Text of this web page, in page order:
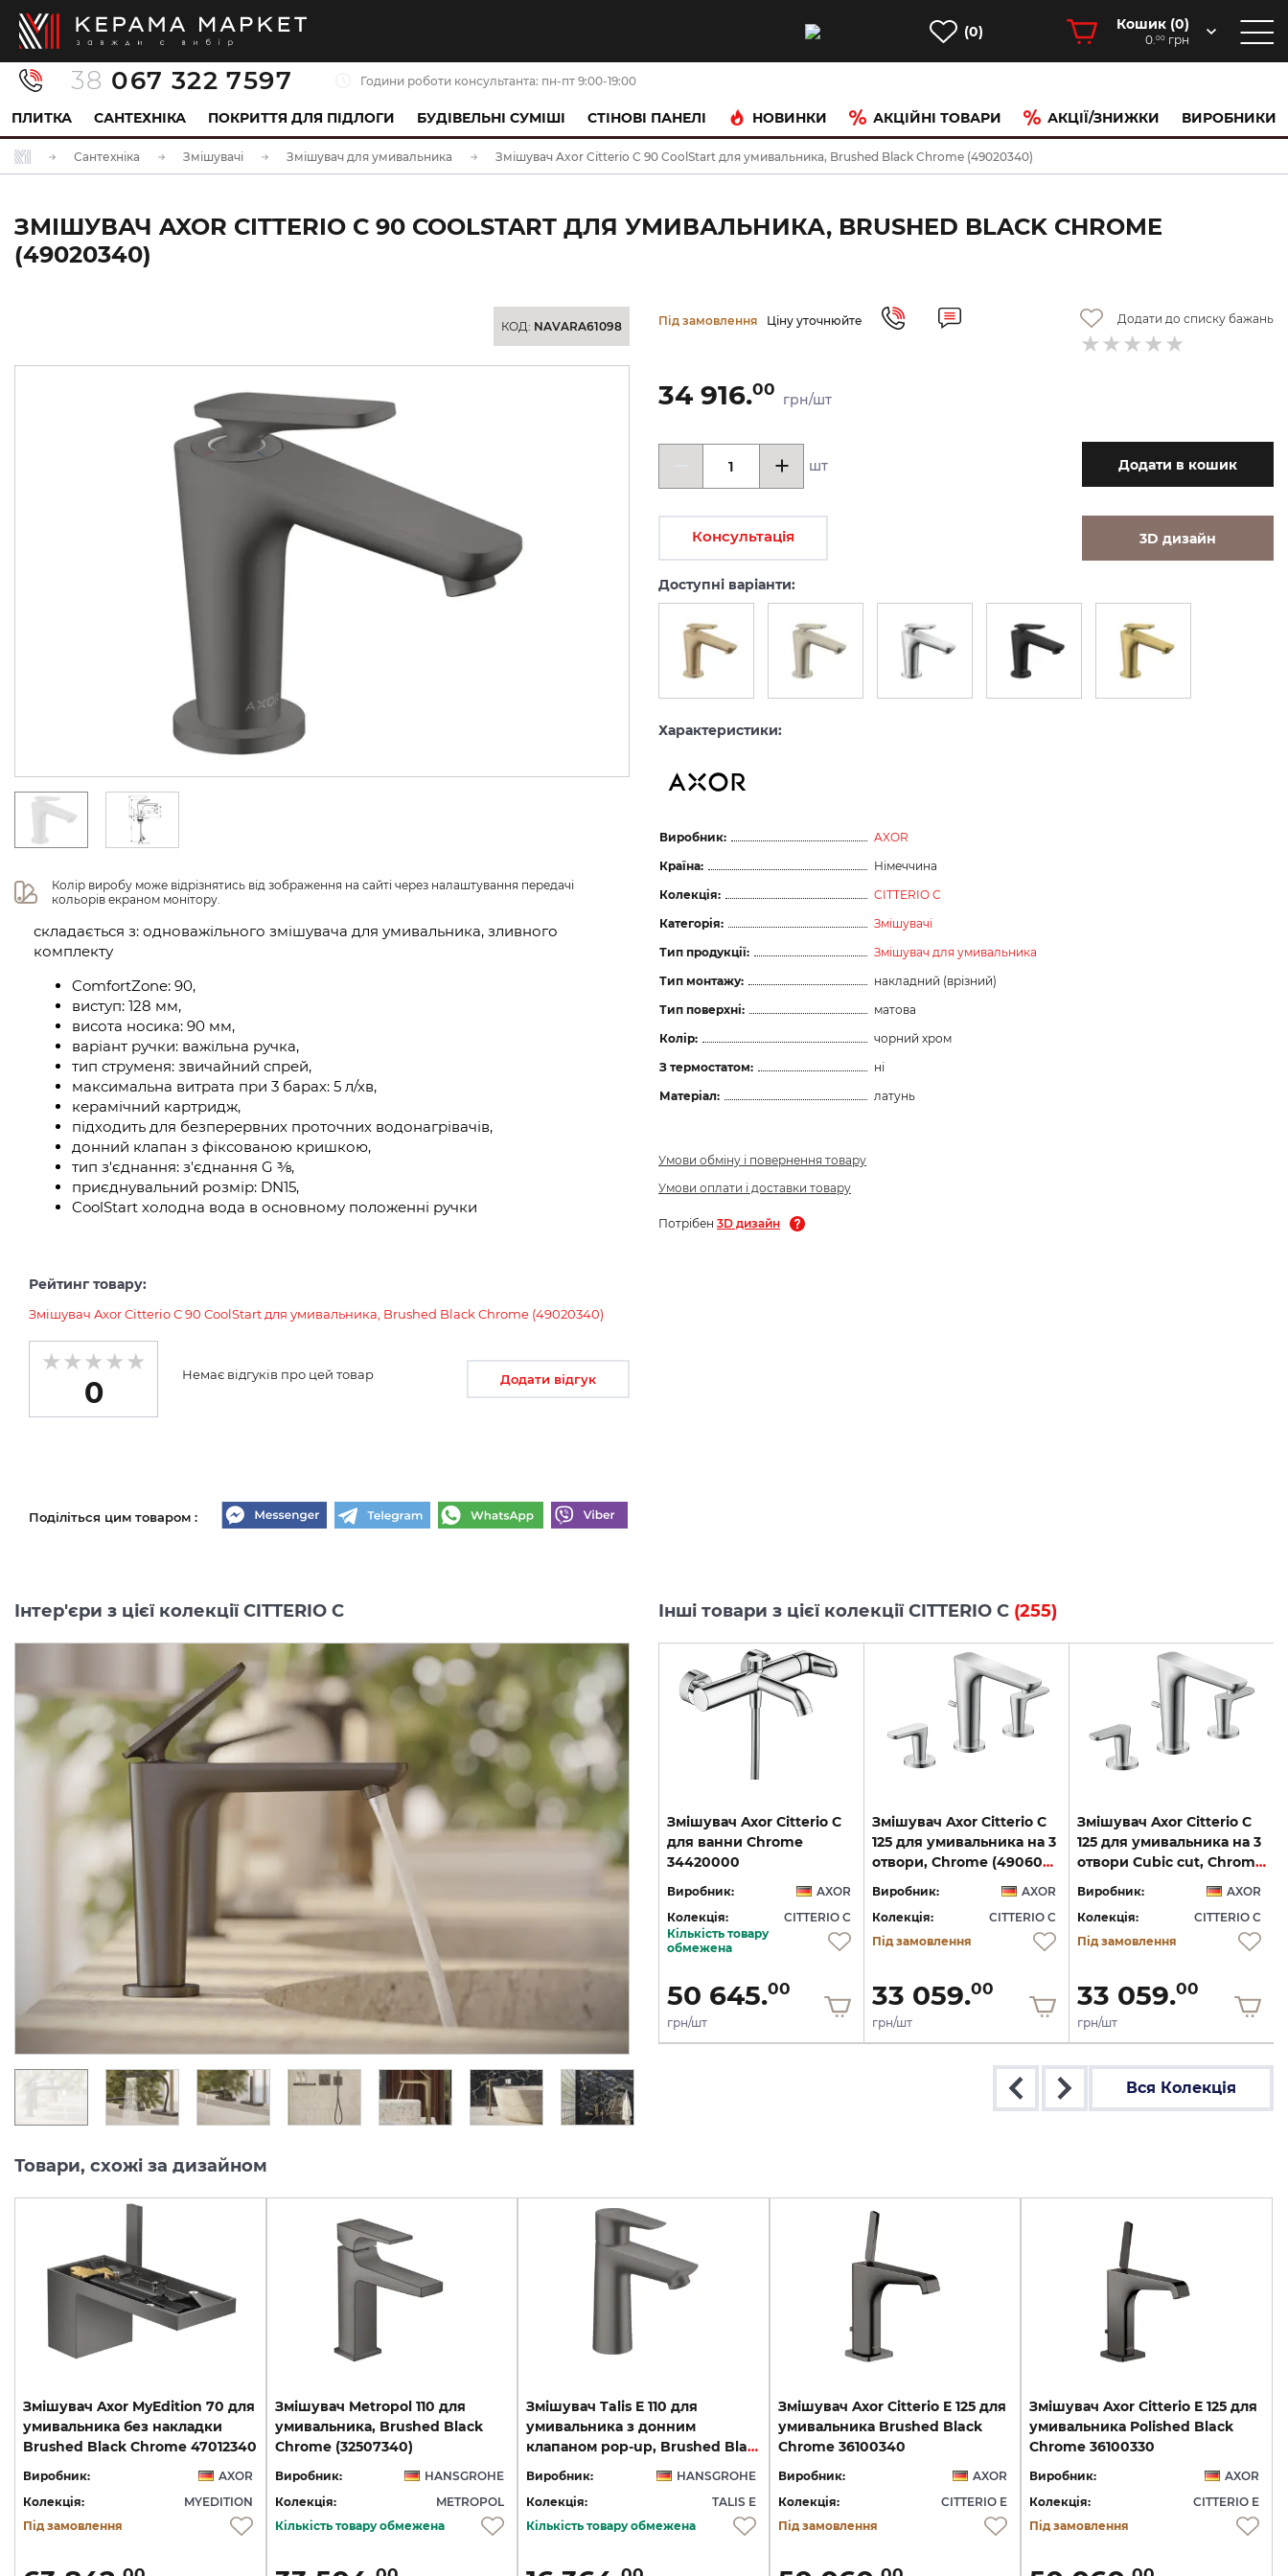
(0) Кошик (0)
0.00 грн
38 067 322 7597 Години роботи консультанта: пн-пт 9:00-19:00
ПЛИТКА САНТЕХНІКА ПОКРИТТЯ ДЛЯ ПІДЛОГИ БУДІВЕЛЬНІ СУМІШІ CТІНОВІ ПАНЕЛІ НОВИНКИ АКЦІЙНІ ТОВАРИ АКЦІЇ/ЗНИЖКИ ВИРОБНИКИ
Сантехніка Змішувачі Змішувач для умивальника Змішувач Axor Citterio C 90 CoolStart для умивальника, Brushed Black Chrome (49020340)
ЗМІШУВАЧ AXOR CITTERIO C 90 COOLSTART ДЛЯ УМИВАЛЬНИКА, BRUSHED BLACK CHROME
(49020340)
КОД: NAVARA61098
Колір виробу може відрізнятись від зображення на сайті через налаштування передачі
кольорів екраном монітору.
складається з: одноважільного змішувача для умивальника, зливного
комплекту
ComfortZone: 90,
виступ: 128 мм,
висота носика: 90 мм,
варіант ручки: важільна ручка,
тип струменя: звичайний спрей,
максимальна витрата при 3 барах: 5 л/хв,
керамічний картридж,
підходить для безперервних проточних водонагрівачів,
донний клапан з фіксованою кришкою,
тип з'єднання: з'єднання G ⅜,
приєднувальний розмір: DN15,
CoolStart холодна вода в основному положенні ручки
Під замовлення Ціну уточнюйте Додати до списку бажань
34 916.00
грн/шт
шт Додати в кошик
Консультація 3D дизайн
Доступні варіанти:
Характеристики:
Виробник:
AXOR
Країна:
Німеччина
Колекція:
CITTERIO C
Категорія:
Змішувачі
Тип продукції:
Змішувач для умивальника
Тип монтажу:
накладний (врізний)
Тип поверхні:
матова
Колір:
чорний хром
З термостатом:
ні
Матеріал:
латунь
Умови обміну і повернення товару
Умови оплати і доставки товару
Потрібен 3D дизайн
Рейтинг товару:
Змішувач Axor Citterio C 90 CoolStart для умивальника, Brushed Black Chrome (49020340)
0
Немає відгуків про цей товар Додати відгук
Поділіться цим товаром :
Інтер'єри з цієї колекції CITTERIO C Інші товари з цієї колекції CITTERIO C (255)
Змішувач Axor Citterio C
125 CoolStart для
AXOR
Колекція:
CITTERIO C
Під замовлення
24 289.00
Змішувач Axor Citterio C
125 CoolStart для
Виробник:
Колекція:
CITTERIO C
Під замовлення
34 007.
грн/шт
Змішувач Axor Citterio C
125 CoolStart для
Колекція:
36 436.
Змішувач Axor Citterio C
для ванни Chrome
34420000
Виробник:
AXOR
Колекція:
CITTERIO C
Кількість товару
обмежена
50 645.00
грн/шт
Змішувач Axor Citterio C
125 для умивальника на 3
отвори, Chrome (49060000)
Виробник:
AXOR
Колекція:
CITTERIO C
Під замовлення
33 059.00
грн/шт
Змішувач Axor Citterio C
125 для умивальника на 3
отвори Cubic cut, Chrome (49061000)
Виробник:
AXOR
Колекція:
CITTERIO C
Під замовлення
33 059.00
грн/шт
Вся Колекція
Товари, схожі за дизайном
Змішувач Axor MyEdition 70 для
умивальника без накладки
Brushed Black Chrome 47012340
Виробник:
AXOR
Колекція:
MYEDITION
Під замовлення
Змішувач Metropol 110 для
умивальника, Brushed Black
Chrome (32507340)
Виробник:
HANSGROHE
Колекція:
METROPOL
Кількість товару обмежена
Змішувач Talis E 110 для
умивальника з донним
клапаном pop-up, Brushed Black Chrome (71710340)
Виробник:
HANSGROHE
Колекція:
TALIS E
Кількість товару обмежена
Змішувач Axor Citterio E 125 для
умивальника Brushed Black
Chrome 36100340
Виробник:
AXOR
Колекція:
CITTERIO E
Під замовлення
Змішувач Axor Citterio E 125 для
умивальника Polished Black
Chrome 36100330
Виробник:
AXOR
Колекція:
CITTERIO E
Під замовлення